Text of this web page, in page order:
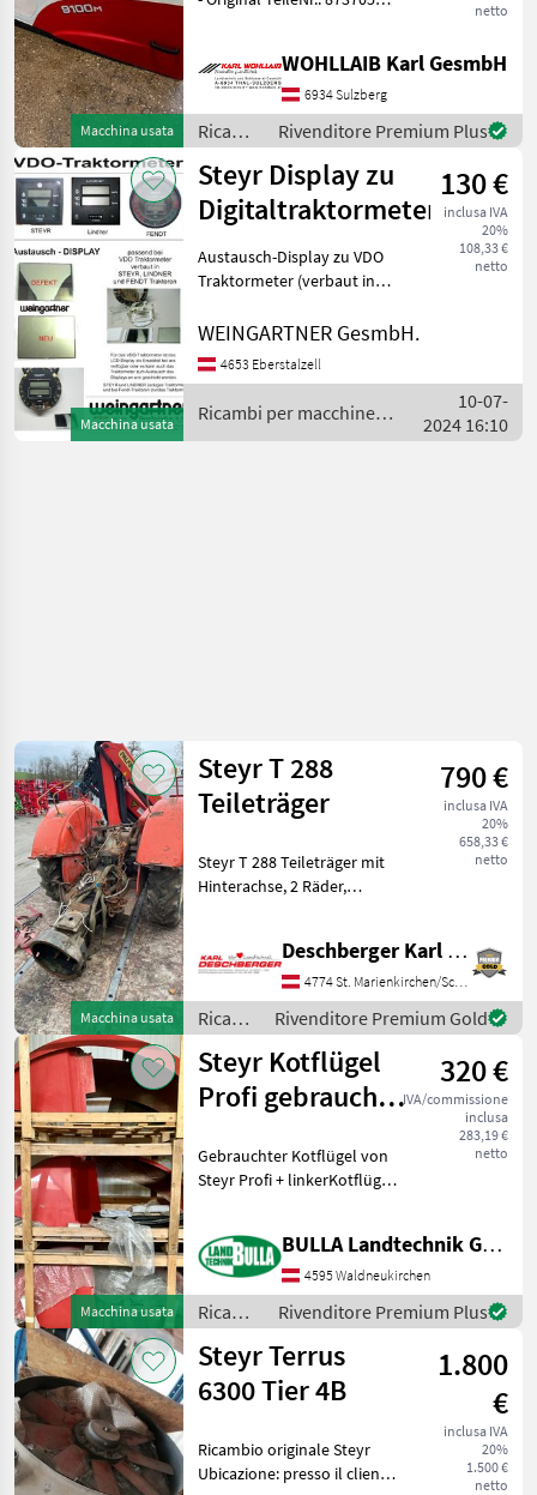
Macchina usata
netto
Motorhaube - Leichte
Lackschäden vorhanden -
WOHLLAIB Karl GesmbH
6934 Sulzberg
Ricambi
per
macchine
agricole
/ Steyr
Rivenditore Premium Plus
Macchina usata
Steyr Display zu
Digitaltraktormeter
130 €
inclusa IVA
20%
108,33 €
netto
Austausch-Display zu VDO
Traktormeter (verbaut in
Traktoren) Digital-Display 2-
Traktormeter ist das LCD-
WEINGARTNER GesmbH.
4653 Eberstalzell
Ricambi per macchine
agricole / Steyr
10-07-
2024 16:10
Macchina usata
Steyr T 288
Teileträger
790 €
inclusa IVA
20%
658,33 €
netto
Steyr T 288 Teileträger mit
Hinterachse, 2 Räder,
Deschberger Ricambi per
macchine agricole Pezzi per
trattori
Deschberger Karl Landtechnik GesmbH & Co KG
4774 St. Marienkirchen/Schärding
Ricambi
per
macchine
agricole
/ Steyr
Rivenditore Premium Gold
Macchina usata
Steyr Kotflügel
Profi gebraucht
320 €
IVA/commissione
inclusa
283,19 €
netto
Gebrauchter Kotflügel von
Steyr Profi + linkerKotflügel
Außentaster für Zapfwelle,
Hubwerk und
Zusatzsteuergerät Rica
BULLA Landtechnik GmbH Ersatzteile
4595 Waldneukirchen
Ricambi
per
macchine
agricole
/ Steyr
Rivenditore Premium Plus
Steyr Terrus
6300 Tier 4B
1.800
€
inclusa IVA
20%
1.500 €
netto
Ricambio originale Steyr
Ubicazione: presso il cliente